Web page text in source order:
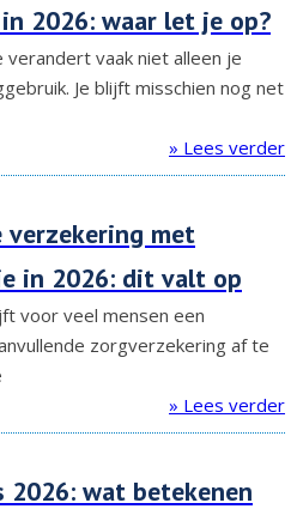
2026: waar let je op?
vaak niet alleen je
Je blijft misschien nog net
» Lees verder
verzekering met
in 2026: dit valt op
voor veel mensen een
zorgverzekering af te
» Lees verder
2026: wat betekenen